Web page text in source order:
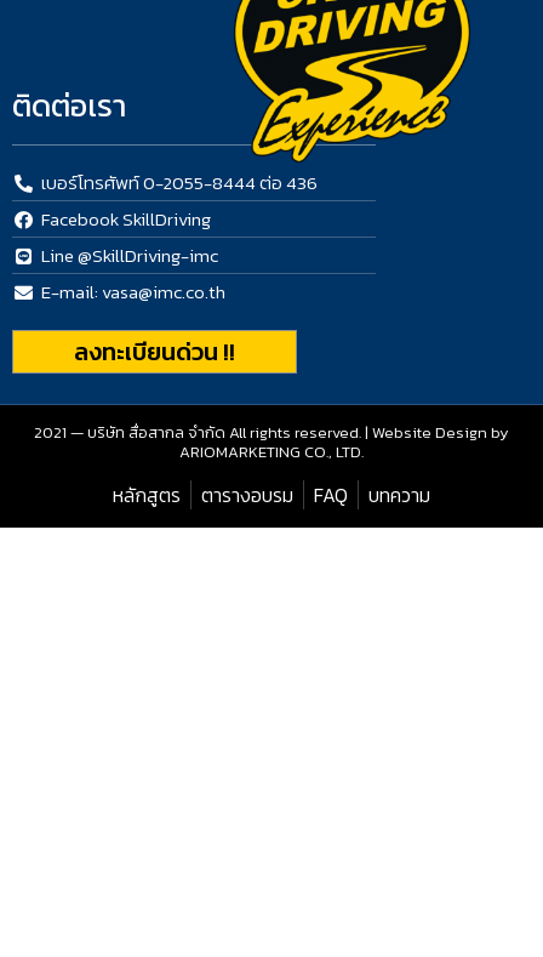
ติดต่อเรา
เบอร์โทรศัพท์ 0-2055-8444 ต่อ 436
Facebook SkillDriving
Line @SkillDriving-imc
E-mail: vasa@imc.co.th
ลงทะเบียนด่วน !!
2021 — บริษัท สื่อสากล จํากัด All rights reserved. | Website Design by
ARIOMARKETING CO., LTD.
หลักสูตร ตารางอบรม FAQ บทความ